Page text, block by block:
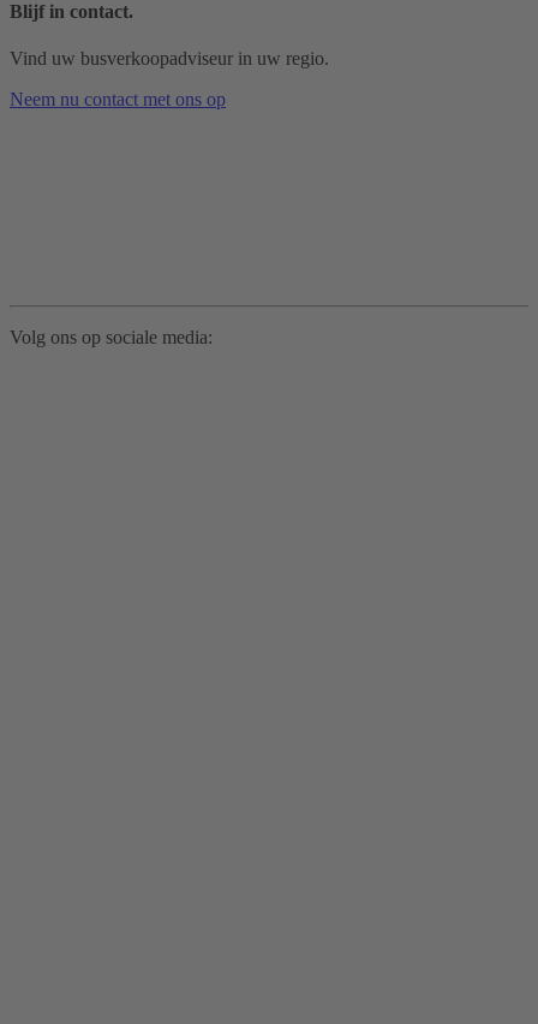
Blijf in contact.
Vind uw busverkoopadviseur in uw regio.
Neem nu contact met ons op
Volg ons op sociale media: